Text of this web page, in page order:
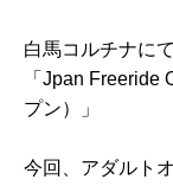
白馬コルチナに
「Jpan
プン）」
今回、アダルト